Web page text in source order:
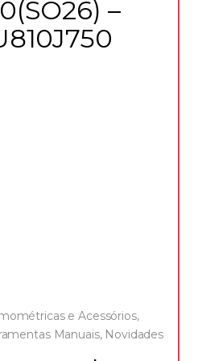
–
e Acessórios,
Manuais, Novidades